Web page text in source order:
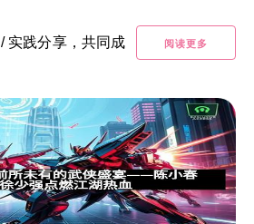
/ 实践分享，共同成
阅读更多